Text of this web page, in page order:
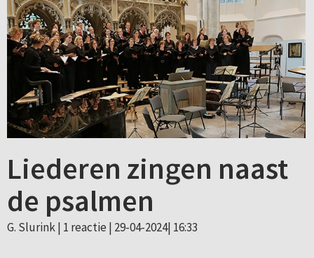
Liederen zingen naast
de psalmen
G. Slurink | 1 reactie | 29-04-2024| 16:33